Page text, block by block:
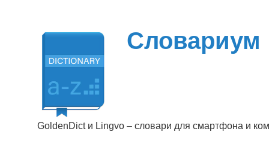
Словариум
GoldenDict и Lingvo – словари для смартфона и